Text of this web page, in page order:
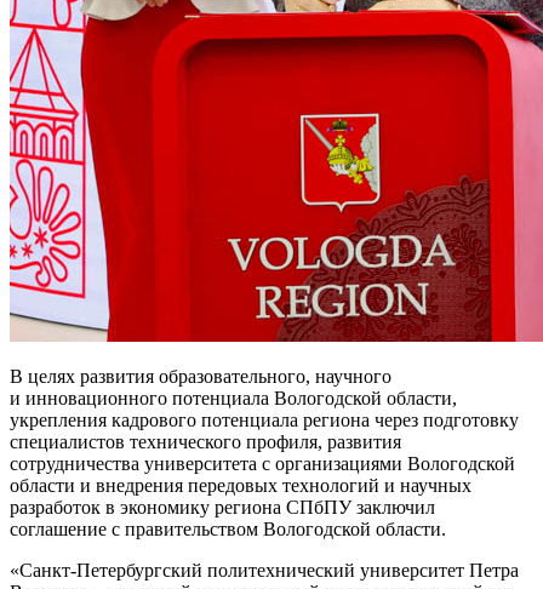
В целях развития образовательного, научного
и инновационного потенциала Вологодской области,
укрепления кадрового потенциала региона через подготовку
специалистов технического профиля, развития
сотрудничества университета с организациями Вологодской
области и внедрения передовых технологий и научных
разработок в экономику региона СПбПУ заключил
соглашение с правительством Вологодской области.
Санкт-Петербургский политехнический университет Петра